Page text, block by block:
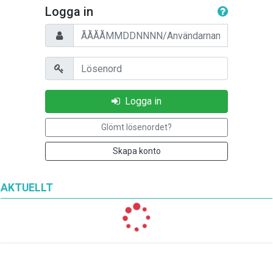
AKTUELLT
Logga in
Personnummer/Användarnamn
Lösenord
Logga in
Glömt lösenordet?
Skapa konto